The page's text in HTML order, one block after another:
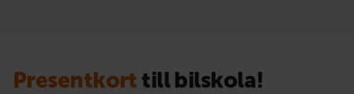
Presentkort till bilskola!